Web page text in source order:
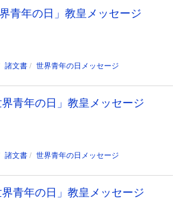
青年の日」教皇メッセージ
諸文書 世界青年の日メッセージ
界青年の日」教皇メッセージ
諸文書 世界青年の日メッセージ
界青年の日」教皇メッセージ